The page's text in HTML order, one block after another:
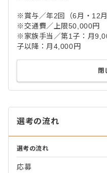
※賞与／年2回（6月・12月
※交通費／上限50,000円
※家族手当／第1子：月
子以降：月4,000円
閉
選考の流れ
選考の流れ
応募